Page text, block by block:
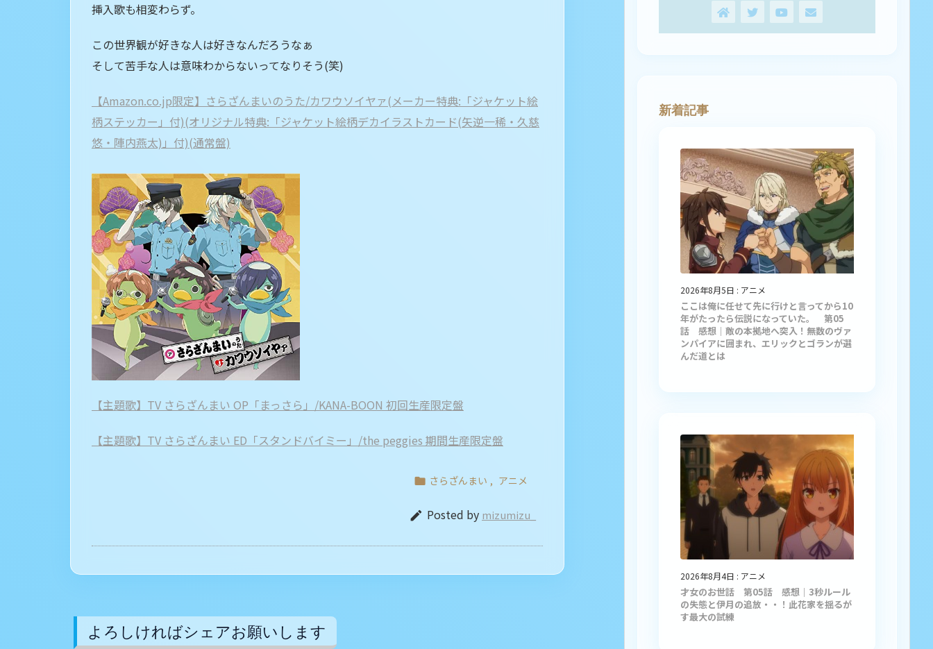
挿入歌も相変わらず。
この世界観が好きな人は好きなんだろうなぁ
そして苦手な人は意味わからないってなりそう(笑)
【Amazon.co.jp限定】さらざんまいのうた/カワウソイヤァ(メーカー特典:「ジャケット絵
柄ステッカー」付)(オリジナル特典:「ジャケット絵柄デカイラストカード(矢逆一稀・久慈
悠・陣内燕太)」付)(通常盤)
【主題歌】TV さらざんまい OP「まっさら」/KANA-BOON 初回生産限定盤
【主題歌】TV さらざんまい ED「スタンドバイミー」/the peggies 期間生産限定盤
 さらざんまい , アニメ
 Posted by mizumizu_
よろしければシェアお願いします
新着記事
2026年8月5日 : アニメ
ここは俺に任せて先に行けと言ってから10
年がたったら伝説になっていた。 第05
話 感想｜敵の本拠地へ突入！無数のヴァ
ンパイアに囲まれ、エリックとゴランが選
んだ道とは
2026年8月4日 : アニメ
才女のお世話 第05話 感想｜3秒ルール
の失態と伊月の追放・・！此花家を揺るが
す最大の試練